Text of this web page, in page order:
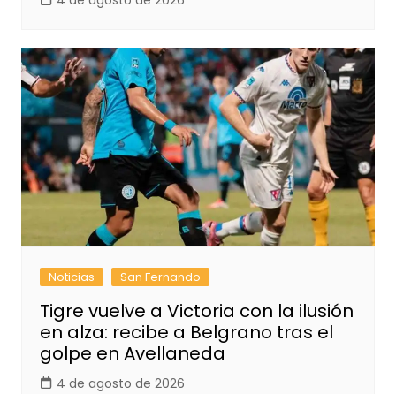
Noticias San Fernando
Tigre vuelve a Victoria con la ilusión
en alza: recibe a Belgrano tras el
golpe en Avellaneda
4 de agosto de 2026